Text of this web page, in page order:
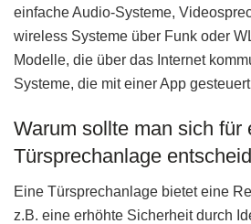
einfache Audio-Systeme,
wireless Systeme über Funk oder
Modelle, die über das Internet
Systeme, die mit einer App
Warum sollte man sich für
Türsprechanlage
Eine Türsprechanlage bietet eine
z.B. eine erhöhte Sicherheit durch